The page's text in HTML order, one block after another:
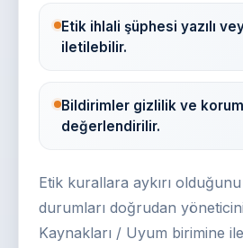
Etik ihlali şüphesi yazılı
iletilebilir.
Bildirimler gizlilik ve
değerlendirilir.
Etik kurallara aykırı
durumları doğrudan
Kaynakları / Uyum birimine